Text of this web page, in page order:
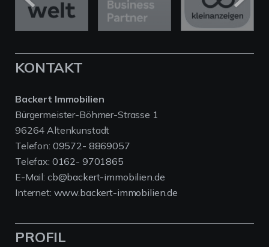
KONTAKT
Backert Immobilien
Bürgermeister-Böhmer-Strasse 1
96264 Altenkunstadt
Telefon: 09572- 8869057
Telefax: 0162- 9701865
E-Mail: cb@backert-immobilien.de
Internet: www.backert-immobilien.de
PROFIL